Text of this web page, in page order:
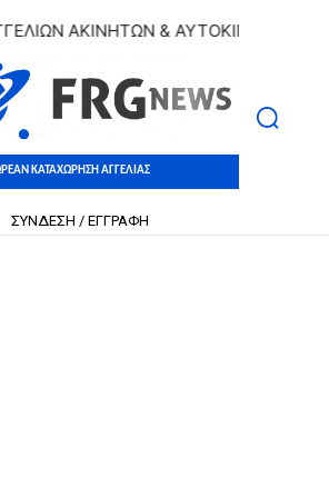
ΑΚΙΝΗΤΩΝ & ΑΥΤΟΚΙΝΗΤΩΝ |
ΚΑΤΑΧΩΡΗΣΗ ΑΓΓΕΛΙΑΣ
ΣΥΝΔΕΣΗ / ΕΓΓΡΑΦΗ